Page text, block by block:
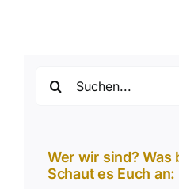
nach:
Wer wir sind? Was
Schaut es Euch an: